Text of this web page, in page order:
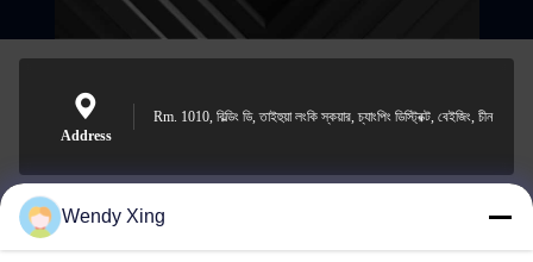
Address
Rm. 1010, বিল্ডিং ডি, তাইহুয়া লংকি স্কয়ার, চ্যাংপিং ডিস্ট্রিক্ট, বেইজিং, চীন
jesingd@vip.sina.com
Wendy Xing